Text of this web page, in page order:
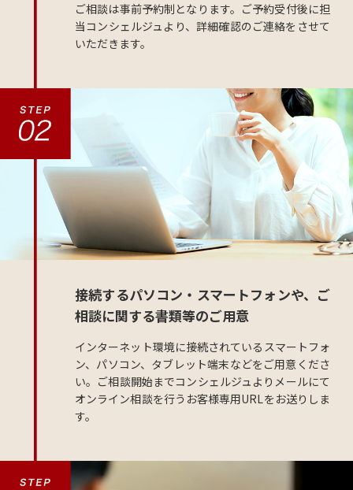
ご相談は事前予約制となります。ご予約受付後に担
当コンシェルジュより、詳細確認のご連絡をさせて
いただきます。
接続するパソコン・スマートフォンや、ご
相談に関する書類等のご用意
インターネット環境に接続されているスマートフォ
ン、パソコン、タブレット端末などをご用意くださ
い。ご相談開始までコンシェルジュよりメールにて
オンライン相談を行うお客様専用URLをお送りしま
す。